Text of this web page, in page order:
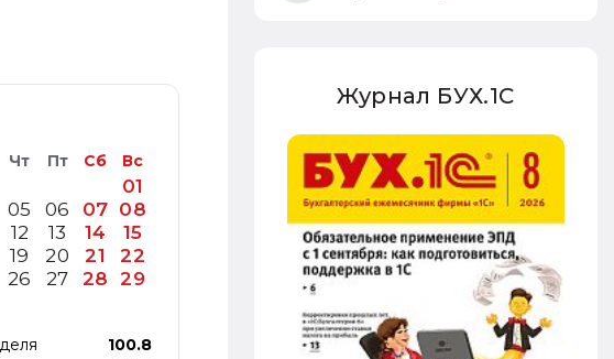
Чт Пт Сб Вс
01
05 06 07 08
12 13 14
15
19 20 21
22
26 27 28
29
100.8
Журнал БУХ.1С